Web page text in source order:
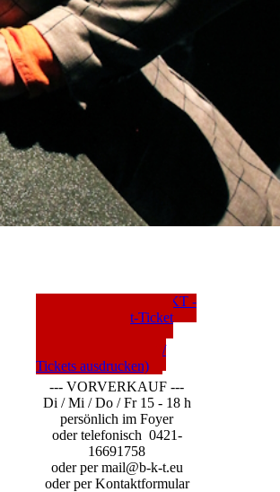
---- TICKETS DIREKT -
--- (c/o Nordwest-Ticket
Vorstellungen buchen /
Tickets ausdrucken)
--- VORVERKAUF ---
Di / Mi / Do / Fr 15 - 18 h
persönlich im Foyer
oder telefonisch 0421-
16691758
oder per mail@b-k-t.eu
oder per Kontaktformular